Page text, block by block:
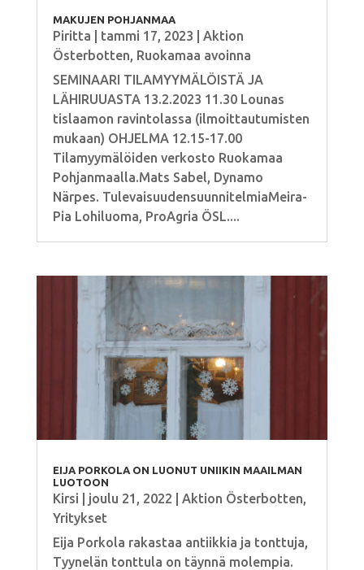
MAKUJEN POHJANMAA
Piritta tammi 17, 2023
Aktion
Österbotten, Ruokamaa avoinna
SEMINAARI TILAMYYMÄLÖISTÄ JA
LÄHIRUUASTA 13.2.2023 11.30 Lounas
tislaamon ravintolassa (ilmoittautumisten
mukaan) OHJELMA 12.15-17.00
Tilamyymälöiden verkosto Ruokamaa
Pohjanmaalla.Mats Sabel, Dynamo
Närpes. TulevaisuudensuunnitelmiaMeira-
Pia Lohiluoma, ProAgria ÖSL....
EIJA PORKOLA ON LUONUT UNIIKIN MAAILMAN
LUOTOON
Kirsi joulu 21, 2022 Aktion Österbotten
Yritykset
Eija Porkola rakastaa antiikkia ja tonttuja,
Tyynelän tonttula on täynnä molempia.